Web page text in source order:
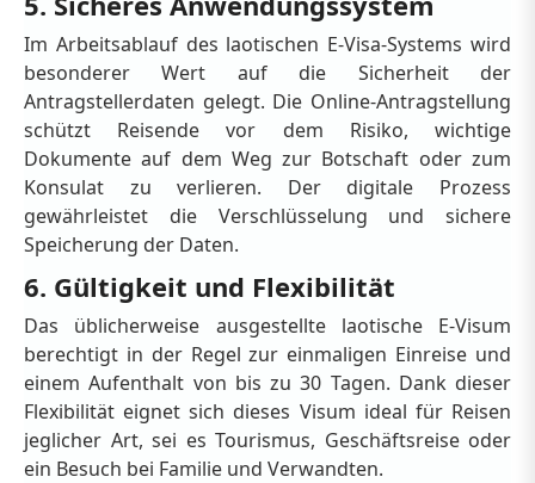
Im Arbeitsablauf des laotischen E-Visa-Systems wird
besonderer Wert auf die Sicherheit der
Antragstellerdaten gelegt. Die Online-Antragstellung
schützt Reisende vor dem Risiko, wichtige
Dokumente auf dem Weg zur Botschaft oder zum
Konsulat zu verlieren. Der digitale Prozess
gewährleistet die Verschlüsselung und sichere
Speicherung der Daten.
6. Gültigkeit und Flexibilität
Das üblicherweise ausgestellte laotische E-Visum
berechtigt in der Regel zur einmaligen Einreise und
einem Aufenthalt von bis zu 30 Tagen. Dank dieser
Flexibilität eignet sich dieses Visum ideal für Reisen
jeglicher Art, sei es Tourismus, Geschäftsreise oder
ein Besuch bei Familie und Verwandten.